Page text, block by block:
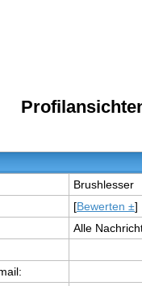
Brushlesser
[Bewerten ±]
Alle